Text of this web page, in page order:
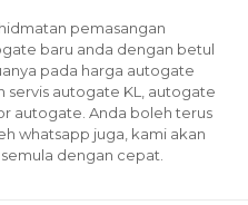
pemasangan
baru anda dengan betul
pada harga autogate
servis autogate KL, autogate
autogate. Anda boleh terus
whatsapp juga, kami akan
dengan cepat.